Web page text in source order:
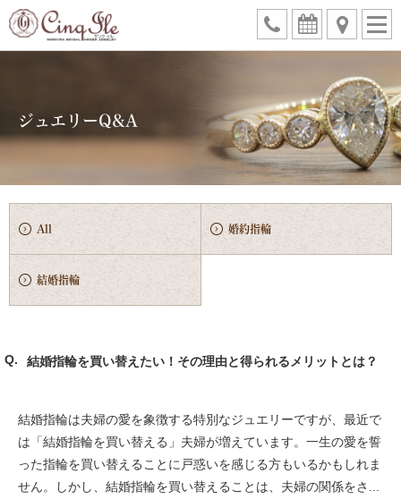
ジュエリーQ&A
All 婚約指輪
結婚指輪
結婚指輪を買い替えたい！その理由と得られるメリットとは？
結婚指輪は夫婦の愛を象徴する特別なジュエリーですが、最近で
は「結婚指輪を買い替える」夫婦が増えています。一生の愛を誓
った指輪を買い替えることに戸惑いを感じる方もいるかもしれま
せん。しかし、結婚指輪を買い替えることは、夫婦の関係をさ...